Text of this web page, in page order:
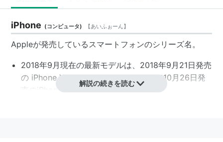
iPhone (コンピュータ) 【あいふぉーん】
Appleが発売しているスマートフォンのシリーズ名。
2018年9月現在の最新モデルは、2018年9月21日発売
の iPhone Xs、iPhone Xs Max、そして10月26日発
売の
iPhone XR。
解説の続きを読む